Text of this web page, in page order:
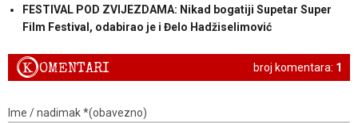
FESTIVAL POD ZVIJEZDAMA: Nikad bogatiji Supetar Super
Film Festival, odabirao je i Đelo Hadžiselimović
broj komentara: 1
KOMENTARI
Ime / nadimak *(obavezno)